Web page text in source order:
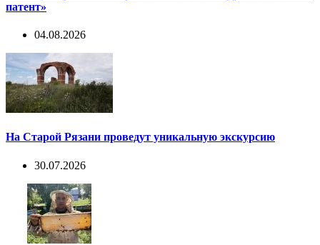
патент»
04.08.2026
На Старой Рязани проведут уникальную экскурсию
30.07.2026